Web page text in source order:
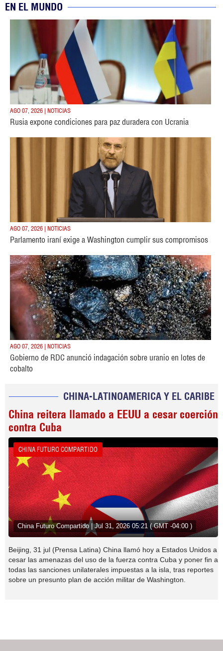
EN EL MUNDO
AGO 07, 2026 | NOTICIAS
Rusia expone condiciones para paz duradera con Ucrania
AGO 07, 2026 | NOTICIAS
Parlamento iraní exige a Washington cumplir sus compromisos
AGO 07, 2026 | NOTICIAS
Gobierno de RDC anunció indagación sobre uranio en lotes de
cobalto
CHINA-LATINOAMERICA Y EL CARIBE
China reitera llamado a EEUU a cesar coerción
contra Cuba
CHINA FUTURO COMPARTIDO
China Futuro Compartido | Jul 31, 2026 05:21 ( GMT -04:00 )
Beijing, 31 jul (Prensa Latina) China llamó hoy a Estados Unidos a
cesar las amenazas del uso de la fuerza contra Cuba y poner fin a
todas las sanciones unilaterales impuestas a la isla, tras reportes
sobre un presunto plan de acción militar de Washington.